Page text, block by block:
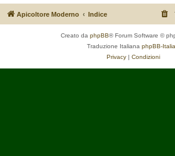
Apicoltore Moderno Indice
Creato da phpBB® Forum Software ©
Traduzione Italiana phpBB-
Privacy | Condizioni